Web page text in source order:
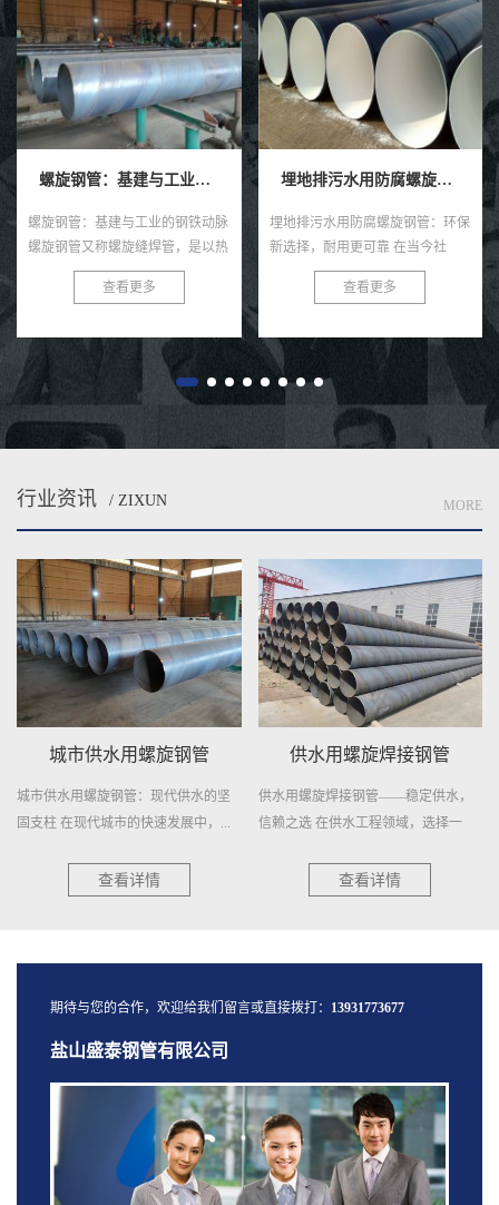
螺旋钢管：基建与工业的钢铁动脉
螺旋钢管：基建与工业的钢铁动脉
螺旋钢管又称螺旋缝焊管，是以热
轧带钢卷为原料，经常温螺旋辊压
成型、自动双丝双面埋弧焊制成的
查看更多
埋地排污水用防腐螺旋钢管
埋地排污水用防腐螺旋钢管：环保
新选择，耐用更可靠 在当今社
会，环保与可持续发展已成为全球
共识。在污水处理与排放领域，选
查看更多
行业资讯 / ZIXUN MORE
城市供水用螺旋钢管
城市供水用螺旋钢管：现代供水的坚
固支柱 在现代城市的快速发展中，...
查看详情
供水用螺旋焊接钢管
供水用螺旋焊接钢管——稳定供水，
信赖之选 在供水工程领域，选择一
查看详情
期待与您的合作，欢迎给我们留言或直接拨打： 13931773677
盐山盛泰钢管有限公司